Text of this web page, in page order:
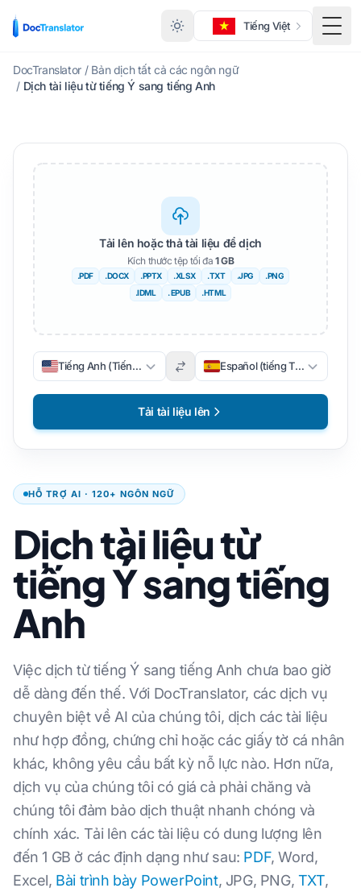
Tiếng Việt
DocTranslator / Bản dịch tất cả các ngôn ngữ
/ Dịch tài liệu từ tiếng Ý sang tiếng Anh
HỖ TRỢ AI · 120+ NGÔN NGỮ
Dịch tài liệu từ
tiếng Ý sang tiếng
Anh
Việc dịch từ tiếng Ý sang tiếng Anh chưa bao giờ
dễ dàng đến thế. Với DocTranslator, các dịch vụ
chuyên biệt về AI của chúng tôi, dịch các tài liệu
như hợp đồng, chứng chỉ hoặc các giấy tờ cá nhân
khác, không yêu cầu bất kỳ nỗ lực nào. Hơn nữa,
dịch vụ của chúng tôi có giá cả phải chăng và
chúng tôi đảm bảo dịch thuật nhanh chóng và
chính xác. Tải lên các tài liệu có dung lượng lên
đến 1 GB ở các định dạng như sau: PDF, Word,
Excel, Bài trình bày PowerPoint, JPG, PNG, TXT,
Tải lên hoặc thả tài liệu để dịch
Kích thước tệp tối đa 1 GB
.PDF .DOCX .PPTX .XLSX .TXT .JPG
.PNG
.IDML
. EPUB .HTML
Tiếng Anh (Tiếng Anh) Español (tiếng Tây Ban Nha)
Tải tài liệu lên